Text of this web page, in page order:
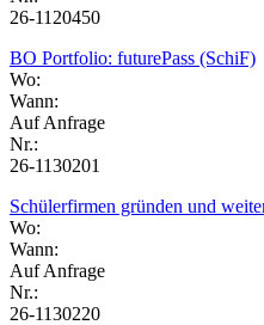
26-1120450
BO Portfolio: futurePass (SchiF)
Wo:
Wann:
Auf Anfrage
Nr.:
26-1130201
Schülerfirmen gründen und
Wo:
Wann:
Auf Anfrage
Nr.:
26-1130220